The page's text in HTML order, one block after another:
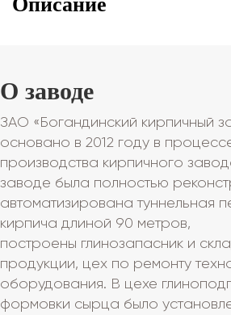
О заводе
ЗАО «Богандинский кирпичный
основано в 2012 году в
производства кирпичного
заводе была полностью
автоматизирована туннельная
кирпича длиной 90 метров,
построены глинозапасник и
продукции, цех по ремонту
оборудования. В цехе
формовки сырца было